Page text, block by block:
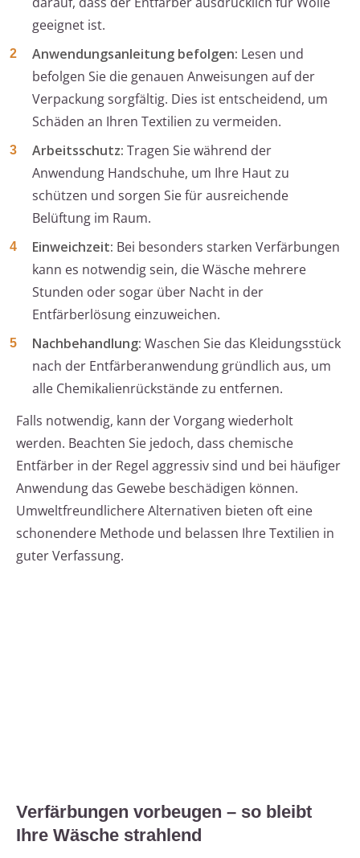
geeignet ist.
Anwendungsanleitung befolgen: Lesen und
befolgen Sie die genauen Anweisungen auf der
Verpackung sorgfältig. Dies ist entscheidend, um
Schäden an Ihren Textilien zu vermeiden.
Arbeitsschutz: Tragen Sie während der
Anwendung Handschuhe, um Ihre Haut zu
schützen und sorgen Sie für ausreichende
Belüftung im Raum.
Einweichzeit: Bei besonders starken Verfärbungen
kann es notwendig sein, die Wäsche mehrere
Stunden oder sogar über Nacht in der
Entfärberlösung einzuweichen.
Nachbehandlung: Waschen Sie das Kleidungsstück
nach der Entfärberanwendung gründlich aus, um
alle Chemikalienrückstände zu entfernen.
Falls notwendig, kann der Vorgang wiederholt
werden. Beachten Sie jedoch, dass chemische
Entfärber in der Regel aggressiv sind und bei häufiger
Anwendung das Gewebe beschädigen können.
Umweltfreundlichere Alternativen bieten oft eine
schonendere Methode und belassen Ihre Textilien in
guter Verfassung.
Verfärbungen vorbeugen – so bleibt
Ihre Wäsche strahlend